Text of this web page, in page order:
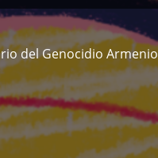
del Genocidio Armenio